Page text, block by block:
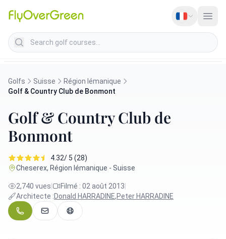
Search golf courses
Golfs Suisse
Région lémanique
Golf & Country Club de Bonmont
Golf & Country Club de
Bonmont
4.32/ 5 (28)
Cheserex, Région lémanique - Suisse
2,740 vues Filmé : 02 août 2013
Architecte :Donald HARRADINE,Peter HARRADINE